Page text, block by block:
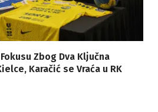
Zbog Dva Ključna
Karačić se Vraća u RK